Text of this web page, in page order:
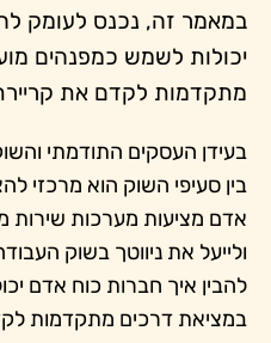
במאמר זה, נכנס לעומק
יכולות לשמש כמפנהים
מתקדמות לקדם את
בעידן העסקים התודמתי
בין סעיפי השוק הוא מרכזי
אדם מציעות מערכות שירות
ולייעל את ניווטך בשוק
להבין איך חברות כוח אדם
במציאת דרכים מתקדמות